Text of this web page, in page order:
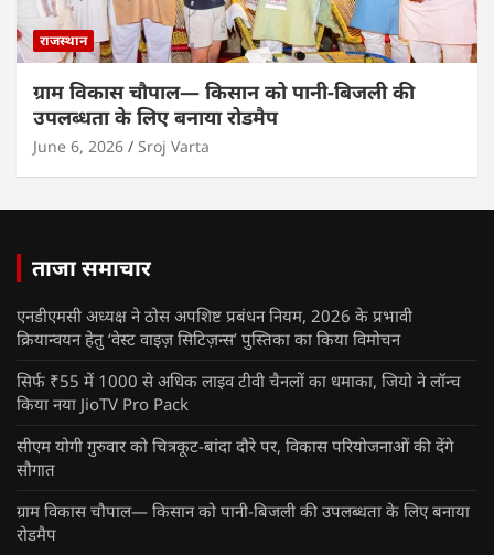
राजस्थान
ग्राम विकास चौपाल— किसान को पानी-बिजली की
उपलब्धता के लिए बनाया रोडमैप
June 6, 2026 Sroj Varta
ताजा समाचार
एनडीएमसी अध्यक्ष ने ठोस अपशिष्ट प्रबंधन नियम, 2026 के प्रभावी
क्रियान्वयन हेतु ‘वेस्ट वाइज़ सिटिज़न्स’ पुस्तिका का किया विमोचन
सिर्फ ₹55 में 1000 से अधिक लाइव टीवी चैनलों का धमाका, जियो ने लॉन्च
किया नया JioTV Pro Pack
सीएम योगी गुरुवार को चित्रकूट-बांदा दौरे पर, विकास परियोजनाओं की देंगे
सौगात
ग्राम विकास चौपाल— किसान को पानी-बिजली की उपलब्धता के लिए बनाया
रोडमैप